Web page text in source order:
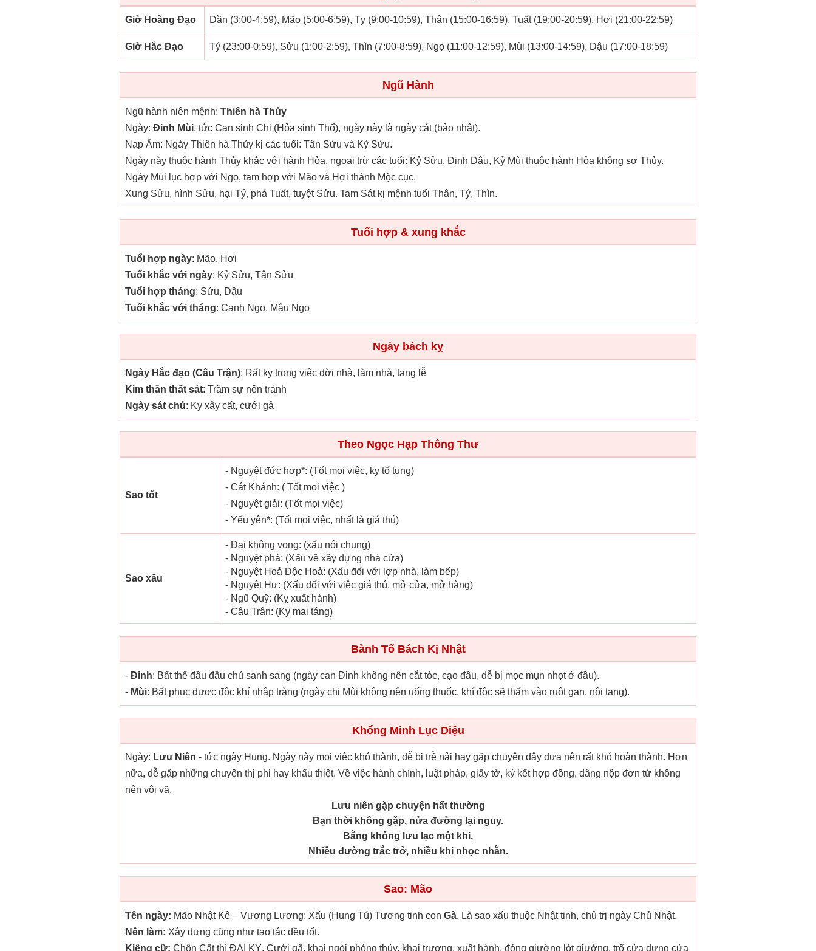
Giờ Hoàng Đạo Dần (3:00-4:59), Mão (5:00-6:59), Tỵ (9:00-10:59), Thân (15:00-16:59), Tuất (19:00-20:59), Hợi (21:00-22:59)
Giờ Hắc Đạo Tý (23:00-0:59), Sửu (1:00-2:59), Thìn (7:00-8:59), Ngọ (11:00-12:59), Mùi (13:00-14:59), Dậu (17:00-18:59)
Ngũ Hành
Ngũ hành niên mệnh: Thiên hà Thủy
Ngày: Đinh Mùi, tức Can sinh Chi (Hỏa sinh Thổ), ngày này là ngày cát (bảo nhật).
Nạp Âm: Ngày Thiên hà Thủy kị các tuổi: Tân Sửu và Kỷ Sửu.
Ngày này thuộc hành Thủy khắc với hành Hỏa, ngoại trừ các tuổi: Kỷ Sửu, Đinh Dậu, Kỷ Mùi thuộc hành Hỏa không sợ Thủy.
Ngày Mùi lục hợp với Ngọ, tam hợp với Mão và Hợi thành Mộc cục.
Xung Sửu, hình Sửu, hại Tý, phá Tuất, tuyệt Sửu. Tam Sát kị mệnh tuổi Thân, Tý, Thìn.
Tuổi hợp & xung khắc
Tuổi hợp ngày: Mão, Hợi
Tuổi khắc với ngày: Kỷ Sửu, Tân Sửu
Tuổi hợp tháng: Sửu, Dậu
Tuổi khắc với tháng: Canh Ngọ, Mậu Ngọ
Ngày bách kỵ
Ngày Hắc đạo (Câu Trận): Rất kỵ trong việc dời nhà, làm nhà, tang lễ
Kim thần thất sát: Trăm sự nên tránh
Ngày sát chủ: Kỵ xây cất, cưới gả
Theo Ngọc Hạp Thông Thư
Sao tốt
- Nguyệt đức hợp*: (Tốt mọi việc, kỵ tố tụng)
- Cát Khánh: ( Tốt mọi việc )
- Nguyệt giải: (Tốt mọi việc)
- Yếu yên*: (Tốt mọi việc, nhất là giá thú)
Sao xấu
- Đại không vong: (xấu nói chung)
- Nguyệt phá: (Xấu về xây dựng nhà cửa)
- Nguyệt Hoả Độc Hoả: (Xấu đối với lợp nhà, làm bếp)
- Nguyệt Hư: (Xấu đối với việc giá thú, mở cửa, mở hàng)
- Ngũ Quỹ: (Kỵ xuất hành)
- Câu Trận: (Kỵ mai táng)
Bành Tổ Bách Kị Nhật
- Đinh: Bất thế đầu đầu chủ sanh sang (ngày can Đinh không nên cắt tóc, cạo đầu, dễ bị mọc mụn nhọt ở đầu).
- Mùi: Bất phục dược độc khí nhập tràng (ngày chi Mùi không nên uống thuốc, khí độc sẽ thấm vào ruột gan, nội tạng).
Khổng Minh Lục Diệu
Ngày: Lưu Niên - tức ngày Hung. Ngày này mọi việc khó thành, dễ bị trễ nải hay gặp chuyện dây dưa nên rất khó hoàn thành. Hơn
nữa, dễ gặp những chuyện thị phi hay khẩu thiệt. Về việc hành chính, luật pháp, giấy tờ, ký kết hợp đồng, dâng nộp đơn từ không
nên vội vã.
Lưu niên gặp chuyện hất thường
Bạn thời không gặp, nửa đường lại nguy.
Bằng không lưu lạc một khi,
Nhiều đường trắc trở, nhiều khi nhọc nhằn.
Sao: Mão
Tên ngày: Mão Nhật Kê – Vương Lương: Xấu (Hung Tú) Tương tinh con Gà. Là sao xấu thuộc Nhật tinh, chủ trị ngày Chủ Nhật.
Nên làm: Xây dựng cũng như tạo tác đều tốt.
Kiêng cữ: Chôn Cất thì ĐẠI KỴ. Cưới gã, khai ngòi phóng thủy, khai trương, xuất hành, đóng giường lót giường, trổ cửa dựng cửa